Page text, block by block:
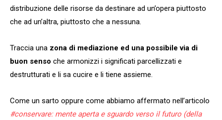
distribuzione delle risorse da destinare ad un’opera piuttosto
che ad un’altra, piuttosto che a nessuna.
Traccia una zona di mediazione ed una possibile via di
buon senso che armonizzi i significati parcellizzati e
destrutturati e li sa cucire e li tiene assieme.
Come un sarto oppure come abbiamo affermato nell’articolo
#conservare: mente aperta e sguardo verso il futuro (della